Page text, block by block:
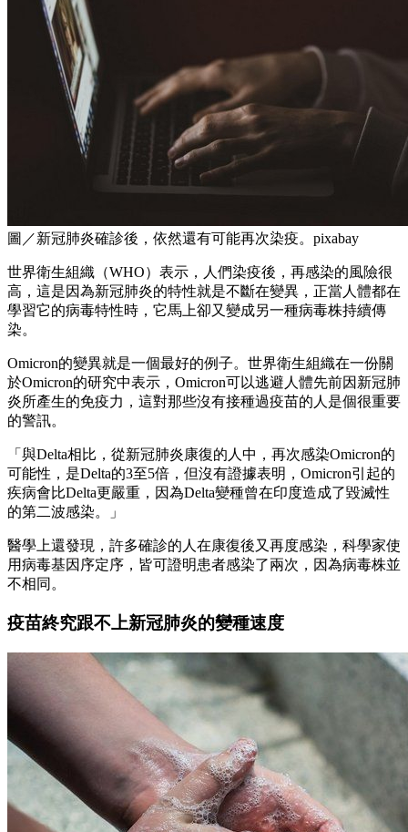
圖／新冠肺炎確診後，依然還有可能再次染疫。pixabay
世界衛生組織（WHO）表示，人們染疫後，再感染的風險很
高，這是因為新冠肺炎的特性就是不斷在變異，正當人體都在
學習它的病毒特性時，它馬上卻又變成另一種病毒株持續傳
染。
Omicron的變異就是一個最好的例子。世界衛生組織在一份關
於Omicron的研究中表示，Omicron可以逃避人體先前因新冠肺
炎所產生的免疫力，這對那些沒有接種過疫苗的人是個很重要
的警訊。
「與Delta相比，從新冠肺炎康復的人中，再次感染Omicron的
可能性，是Delta的3至5倍，但沒有證據表明，Omicron引起的
疾病會比Delta更嚴重，因為Delta變種曾在印度造成了毀滅性
的第二波感染。」
醫學上還發現，許多確診的人在康復後又再度感染，科學家使
用病毒基因序定序，皆可證明患者感染了兩次，因為病毒株並
不相同。
疫苗終究跟不上新冠肺炎的變種速度